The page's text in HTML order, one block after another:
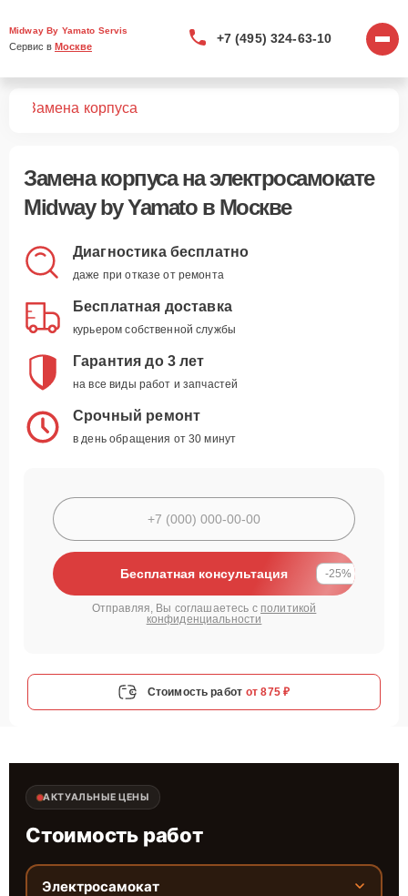
Midway By Yamato Servis
Сервис в Москве
+7 (495) 324-63-10
Замена корпуса
Замена корпусана электросамокате
Midway by Yamato в Москве
Диагностика бесплатно
даже при отказе от ремонта
Бесплатная доставка
курьером собственной службы
Гарантия до 3 лет
на все виды работ и запчастей
Срочный ремонт
в день обращения от 30 минут
Бесплатная консультация -25%
Отправляя, Вы соглашаетесь с политикой
конфиденциальности
Стоимость работ от 875 ₽
АКТУАЛЬНЫЕ ЦЕНЫ
Стоимость работ
Электросамокат